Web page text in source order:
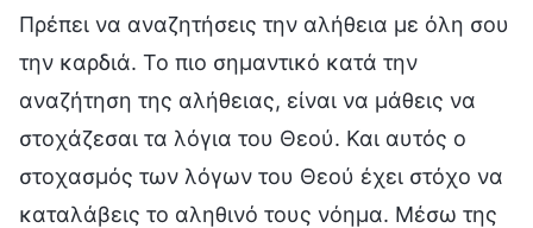
Πρέπει να αναζητήσεις την αλήθεια με όλη σου
την καρδιά. Το πιο σημαντικό κατά την
αναζήτηση της αλήθειας, είναι να μάθεις να
στοχάζεσαι τα λόγια του Θεού. Και αυτός ο
στοχασμός των λόγων του Θεού έχει στόχο να
καταλάβεις το αληθινό τους νόημα. Μέσω της